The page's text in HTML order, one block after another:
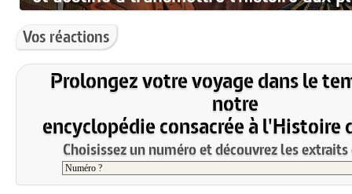
Vos réactions
Prolongez votre voyage dans le
notre
encyclopédie consacrée à l'Histoire
Choisissez un numéro et découvrez les